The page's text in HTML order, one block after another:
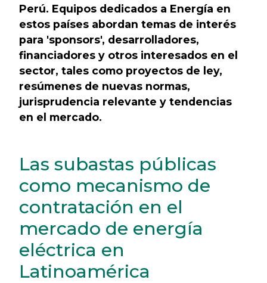
Perú. Equipos dedicados a Energía en
estos países abordan temas de interés
para 'sponsors', desarrolladores,
financiadores y otros interesados en el
sector, tales como proyectos de ley,
resúmenes de nuevas normas,
jurisprudencia relevante y tendencias
en el mercado.
Las subastas públicas
como mecanismo de
contratación en el
mercado de energía
eléctrica en
Latinoamérica